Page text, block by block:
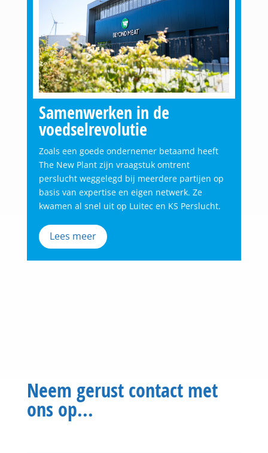
Samenwerken in de
voedselrevolutie
Zoals een goede ondernemer betaamd heeft
The New Plant zijn vraagstuk omtrent
perslucht weggelegd bij meerdere partijen op
basis van expertise en eigen netwerk. Ze
kwamen al snel uit op Luitec en KS Perslucht.
Lees meer
Neem gerust contact met
ons op...